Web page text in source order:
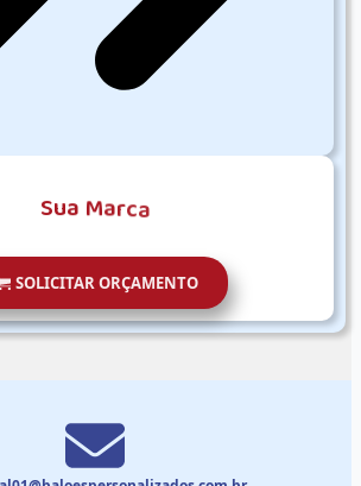
Sua Marca
SOLICITAR ORÇAMENTO